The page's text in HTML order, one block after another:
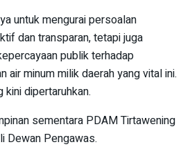
untuk mengurai persoalan
dan transparan, tetapi juga
publik terhadap
air minum milik daerah yang vital ini.
dipertaruhkan.
sementara PDAM Tirtawening
Dewan Pengawas.